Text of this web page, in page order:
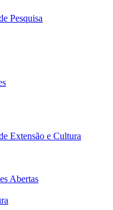
Pesquisa
Extensão e Cultura
Abertas